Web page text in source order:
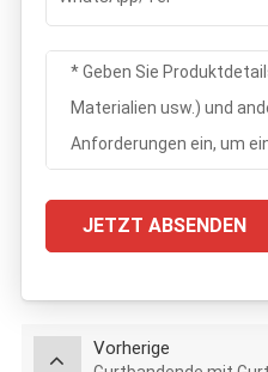
JETZT ABSENDEN
Vorherige